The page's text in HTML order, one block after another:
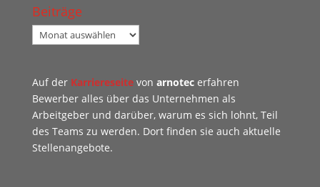
Beiträge
Beiträge
Auf der Karriereseitevon arnotecerfahren
Bewerber alles über das Unternehmen als
Arbeitgeber und darüber, warum es sich lohnt, Teil
des Teams zu werden. Dort finden sie auch aktuelle
Stellenangebote.